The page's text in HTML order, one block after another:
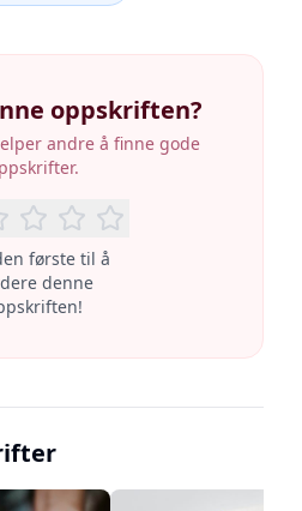
oppskriften?
andre å finne gode
første til å
denne